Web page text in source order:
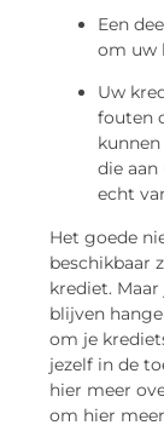
Een
om uw
Uw
fouten
die
echt
Het goede
beschikbaar
krediet.
blijven
om je
jezelf in de
hier meer
om hier